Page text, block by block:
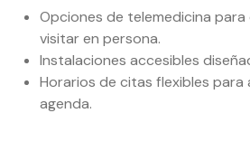
Opciones de telemedicina
visitar en persona.
Instalaciones accesibles
Horarios de citas flexibles
agenda.